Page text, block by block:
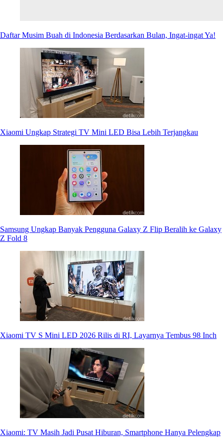
Daftar Musim Buah di Indonesia Berdasarkan Bulan, Ingat-ingat Ya!
Xiaomi Ungkap Strategi TV Mini LED Bisa Lebih Terjangkau
Samsung Ungkap Banyak Pengguna Galaxy Z Flip Beralih ke Galaxy
Z Fold 8
Xiaomi TV S Mini LED 2026 Rilis di RI, Layarnya Tembus 98 Inch
Xiaomi: TV Masih Jadi Pusat Hiburan, Smartphone Hanya Pelengkap